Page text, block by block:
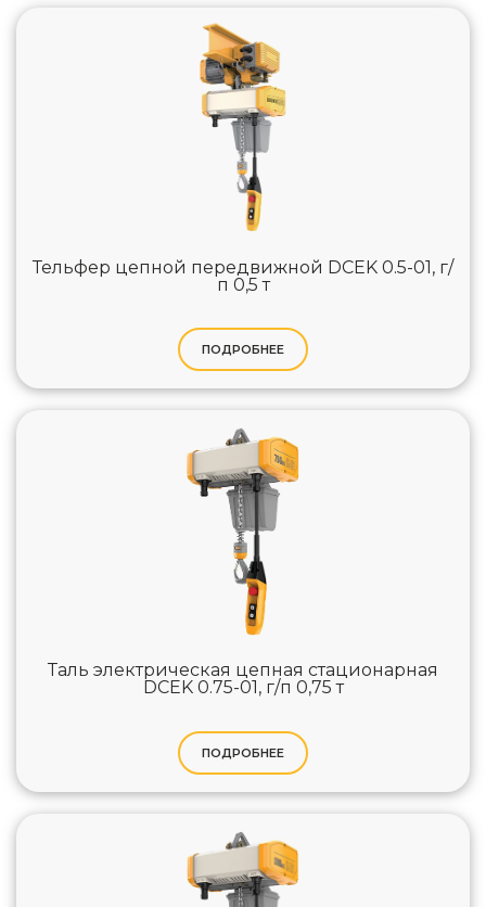
Тельфер цепной передвижной DCEK 0.5-01, г/
п 0,5 т
ПОДРОБНЕЕ
Таль электрическая цепная стационарная
DCEK 0.75-01, г/п 0,75 т
ПОДРОБНЕЕ